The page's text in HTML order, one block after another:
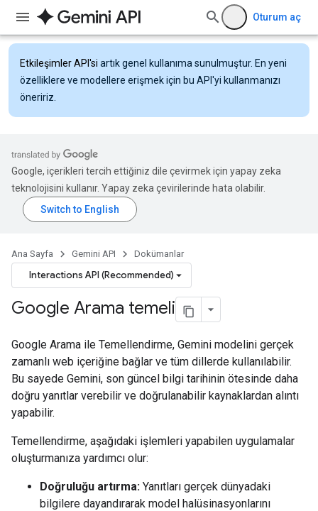
Oturum aç
Etkileşimler API'si artık genel kullanıma sunulmuştur. En yeni
özelliklere ve modellere erişmek için bu API'yi kullanmanızı
öneririz.
Google, içerikleri tercih ettiğiniz dile çevirmek için yapay zeka
teknolojisini kullanır. Yapay zeka çevirilerinde hata olabilir.
Ana Sayfa Gemini API Dokümanlar
Interactions API (Recommended)
Google Arama temeli
Google Arama ile Temellendirme, Gemini modelini gerçek
zamanlı web içeriğine bağlar ve tüm dillerde kullanılabilir.
Bu sayede Gemini, son güncel bilgi tarihinin ötesinde daha
doğru yanıtlar verebilir ve doğrulanabilir kaynaklardan alıntı
yapabilir.
Temellendirme, aşağıdaki işlemleri yapabilen uygulamalar
oluşturmanıza yardımcı olur:
Doğruluğu artırma: Yanıtları gerçek dünyadaki
bilgilere dayandırarak model halüsinasyonlarını